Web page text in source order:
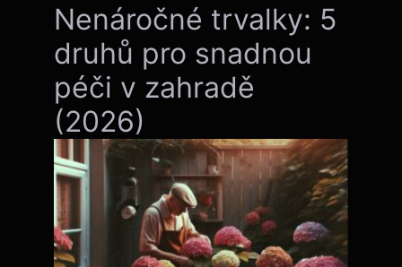
Nenáročné trvalky: 5
druhů pro snadnou
péči v zahradě
(2026)